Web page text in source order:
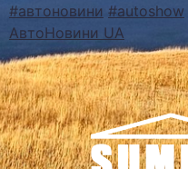
#автоновини #autoshow
АвтоНовини UA